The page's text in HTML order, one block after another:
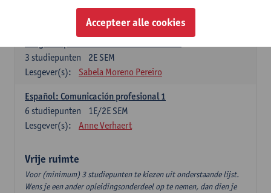
Sabela Moreno Pereiro
2E SEM
3 studiepunten
Lesgever(s):
Sabela Moreno Pereiro
Español: Comunicación profesional 1
1E/2E SEM
6 studiepunten
Lesgever(s):
Anne Verhaert
Vrije ruimte
Voor (minimum) 3 studiepunten te kiezen uit onderstaande lijst.
Wens je een ander opleidingsonderdeel op te nemen, dan dien je
Accepteer alle cookies